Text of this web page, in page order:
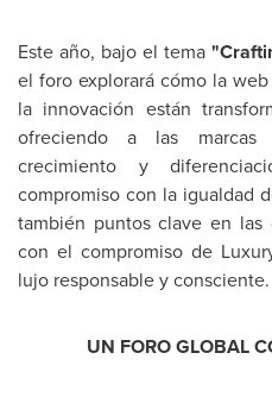
Este año, bajo el tema
el foro explorará cómo la
la innovación están
ofreciendo a las marcas
crecimiento y
compromiso con la igualdad
también puntos clave en las
con el compromiso de
lujo responsable y consciente.
UN FORO GLOBAL